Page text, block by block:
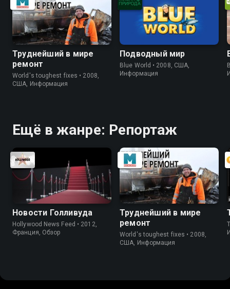
Труднейший в мире
ремонт
World's toughest fixes • 2008,
США, Информация
Подводный мир
Blue World • 2008, США,
Информация
Ещё в жанре: Репортаж
Новости Голливуда
Hollywood News Feed • 2012,
Франция, Обзор
Труднейший в мире
ремонт
World's toughest fixes • 2008,
США, Информация